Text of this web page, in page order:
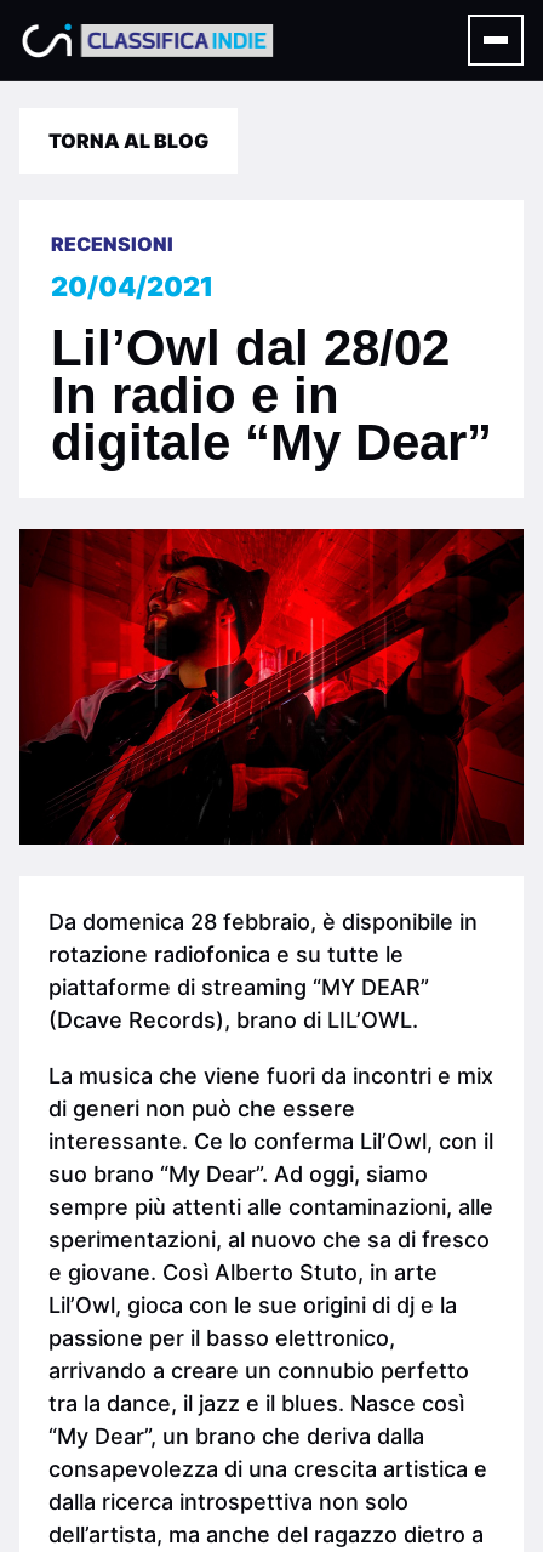
TORNA AL BLOG
RECENSIONI
20/04/2021
Lil’Owl dal 28/02
In radio e in
digitale “My Dear”
Da domenica 28 febbraio, è disponibile in
rotazione radiofonica e su tutte le
piattaforme di streaming “MY DEAR”
(Dcave Records), brano di LIL’OWL.
La musica che viene fuori da incontri e mix
di generi non può che essere
interessante. Ce lo conferma Lil’Owl, con il
suo brano “My Dear”. Ad oggi, siamo
sempre più attenti alle contaminazioni, alle
sperimentazioni, al nuovo che sa di fresco
e giovane. Così Alberto Stuto, in arte
Lil’Owl, gioca con le sue origini di dj e la
passione per il basso elettronico,
arrivando a creare un connubio perfetto
tra la dance, il jazz e il blues. Nasce così
“My Dear”, un brano che deriva dalla
consapevolezza di una crescita artistica e
dalla ricerca introspettiva non solo
dell’artista, ma anche del ragazzo dietro a